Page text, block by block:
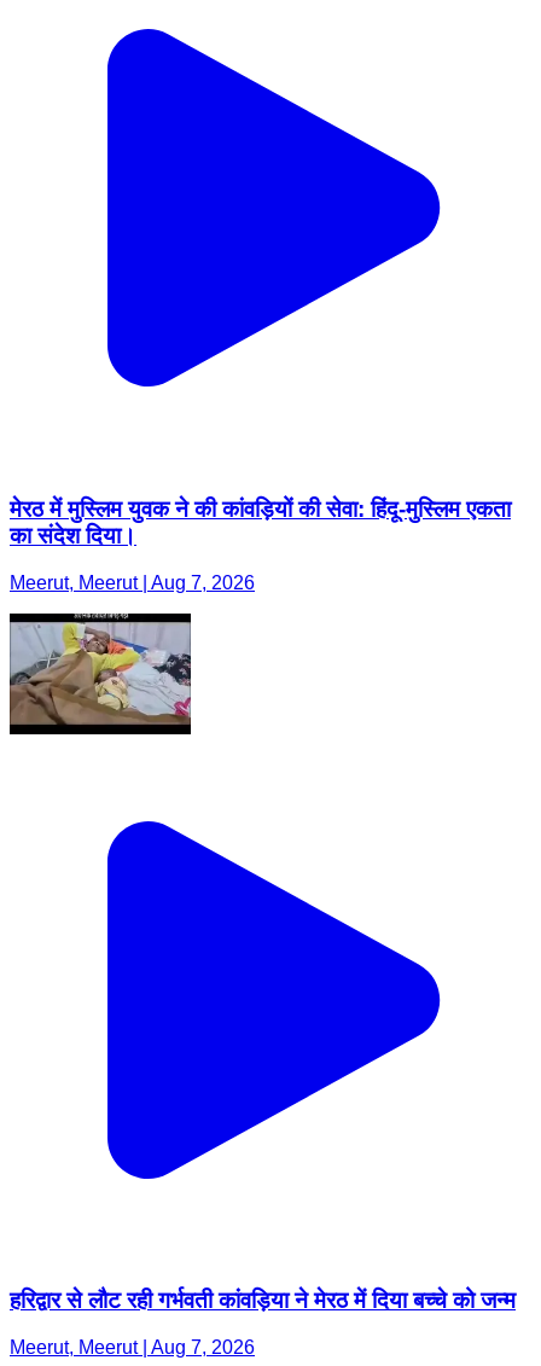
मेरठ में मुस्लिम युवक ने की कांवड़ियों की सेवा: हिंदू-मुस्लिम एकता
का संदेश दिया।
Meerut, Meerut | Aug 7, 2026
हरिद्वार से लौट रही गर्भवती कांवड़िया ने मेरठ में दिया बच्चे को जन्म
Meerut, Meerut | Aug 7, 2026